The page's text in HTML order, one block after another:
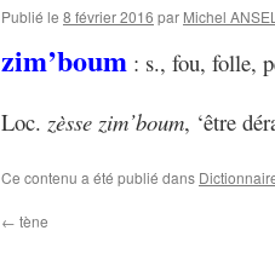
Publié le 8 février 2016 par Michel
zim’boum : s., fou, folle,
Loc. zèsse zim’boum, ‘être
Ce contenu a été publié dans
← tène